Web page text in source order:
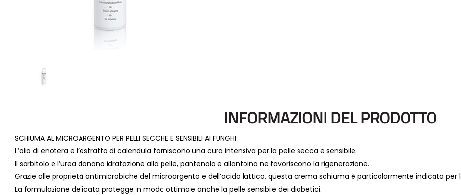
INFORMAZIONI DEL PRODOTTO
SCHIUMA AL MICROARGENTO PER PELLI SECCHE E SENSIBILI AI FUNGHI
L’olio di enotera e l’estratto di calendula forniscono una cura intensiva per la pelle secca e sensibile.
Il sorbitolo e l’urea donano idratazione alla pelle, pantenolo e allantoina ne favoriscono la rigenerazione.
Grazie alle proprietà antimicrobiche del microargento e dell’acido lattico, questa crema schiuma è particolarmente indicata per
La formulazione delicata protegge in modo ottimale anche la pelle sensibile dei diabetici.